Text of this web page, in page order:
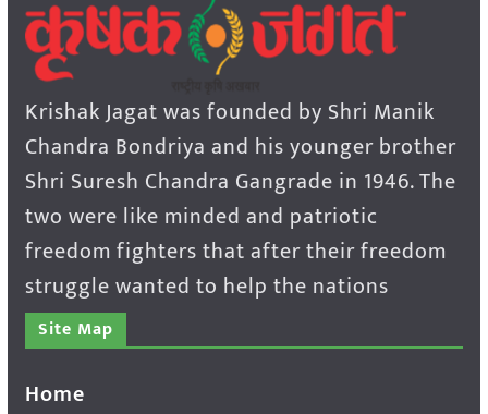
Krishak Jagat was founded by Shri Manik
Chandra Bondriya and his younger brother
Shri Suresh Chandra Gangrade in 1946. The
two were like minded and patriotic
freedom fighters that after their freedom
struggle wanted to help the nations
Site Map
Home